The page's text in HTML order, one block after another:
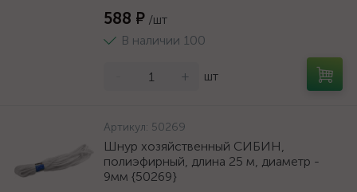
588 ₽ /шт
В наличии 100
+ шт
Артикул: 50269
Шнур хозяйственный СИБИН,
полиэфирный, длина 25 м, диаметр -
9мм {50269}